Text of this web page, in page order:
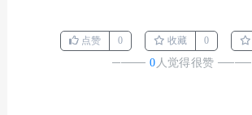
点赞 0 收藏 0
────0 人觉得很赞 ────